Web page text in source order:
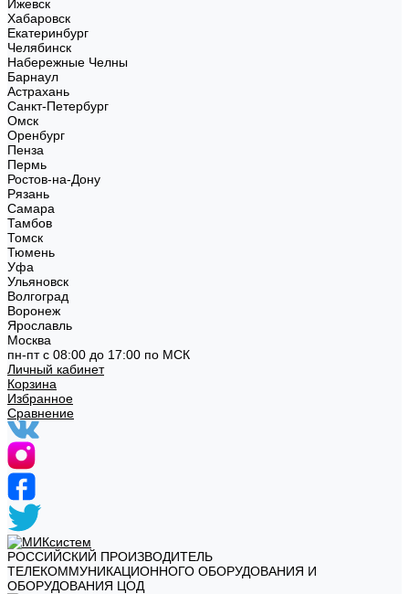
Ижевск
Хабаровск
Екатеринбург
Челябинск
Набережные Челны
Барнаул
Астрахань
Санкт-Петербург
Омск
Оренбург
Пенза
Пермь
Ростов-на-Дону
Рязань
Самара
Тамбов
Томск
Тюмень
Уфа
Ульяновск
Волгоград
Воронеж
Ярославль
Москва
пн-пт с 08:00 до 17:00 по МСК
Личный кабинет
Корзина
Избранное
Сравнение
РОССИЙСКИЙ ПРОИЗВОДИТЕЛЬ
ТЕЛЕКОММУНИКАЦИОННОГО ОБОРУДОВАНИЯ И
ОБОРУДОВАНИЯ ЦОД